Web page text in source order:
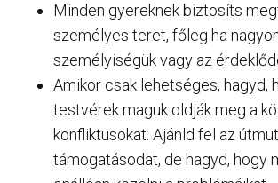
Minden gyereknek biztosíts
személyes teret, főleg ha
személyiségük vagy az
Amikor csak lehetséges, hagyd,
testvérek maguk oldják meg a
konfliktusokat. Ajánld fel az
támogatásodat, de hagyd, hogy